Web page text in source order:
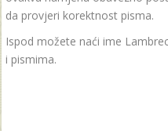
da provjeri korektnost pisma.
Ispod možete naći ime
i pismima.